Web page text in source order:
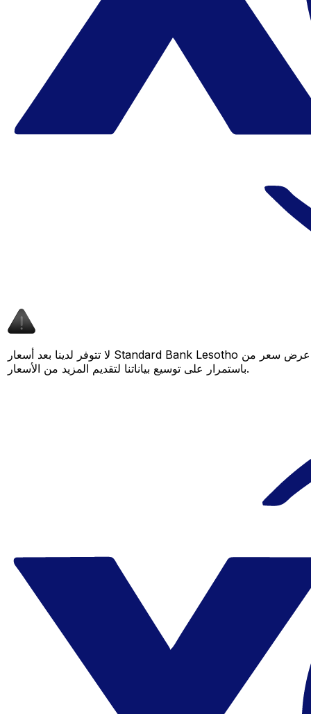
لا تتوفر لدينا بعد أسعار Standard Bank Lesotho لهذا الزوج من العملات، لكن لا يزال بإمكانك مقارنة عرض سعر من Standard Bank Lesotho بسعر Xe المباشر لمعرفة التوفير المحتمل. عد لاحقًا، فنحن نعمل
باستمرار على توسيع بياناتنا لتقديم المزيد من الأسعار.